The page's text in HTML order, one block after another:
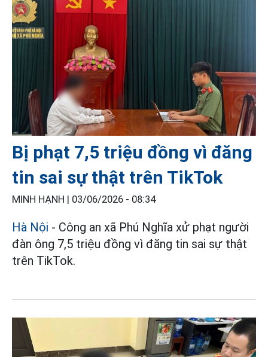
Bị phạt 7,5 triệu đồng vì đăng
tin sai sự thật trên TikTok
MINH HẠNH | 03/06/2026 - 08:34
Hà Nội - Công an xã Phú Nghĩa xử phạt người
đàn ông 7,5 triệu đồng vì đăng tin sai sự thật
trên TikTok.